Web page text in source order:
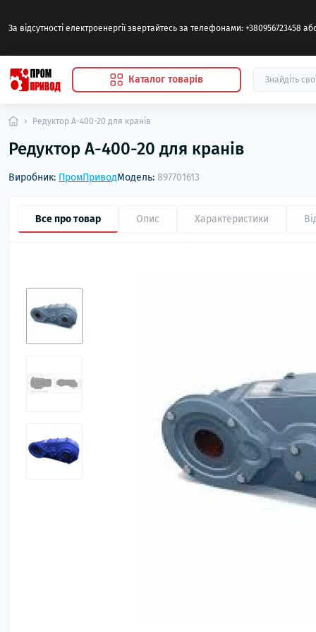
За відсутності електроенергії звертайтесь за телефонами: +380956723458
Каталог товарів
Редуктор А-400-20 для кранів
Редуктор А-400-20 для кранів
Виробник: ПромПриводМодель: 897701613
Все про товар Опис Характеристики